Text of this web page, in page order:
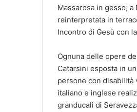
Massarosa in gesso;
reinterpretata in
Incontro di Gesù con
Ognuna delle opere
Catarsini esposta in
persone con disabilità
italiano e inglese
granducali di